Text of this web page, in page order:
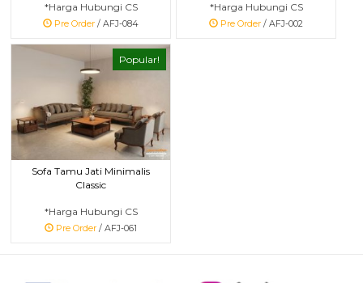
*Harga Hubungi CS
Pre Order / AFJ-084
*Harga Hubungi CS
Pre Order / AFJ-002
Popular!
Sofa Tamu Jati Minimalis
Classic
*Harga Hubungi CS
Pre Order / AFJ-061